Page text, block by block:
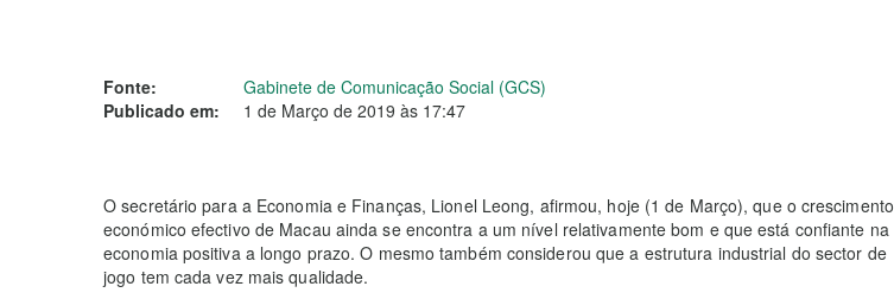
Fonte:
Gabinete de Comunicação Social (GCS)
Publicado em:
1 de Março de 2019 às 17:47
O secretário para a Economia e Finanças, Lionel Leong, afirmou, hoje (1 de Março), que o crescimento
económico efectivo de Macau ainda se encontra a um nível relativamente bom e que está confiante na
economia positiva a longo prazo. O mesmo também considerou que a estrutura industrial do sector de
jogo tem cada vez mais qualidade.